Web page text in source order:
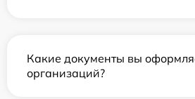
Какие документы вы
организаций?